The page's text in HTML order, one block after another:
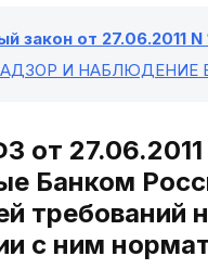
закон от 27.06.2011
И НАБЛЮДЕНИЕ
от
Банком
требований
с ним